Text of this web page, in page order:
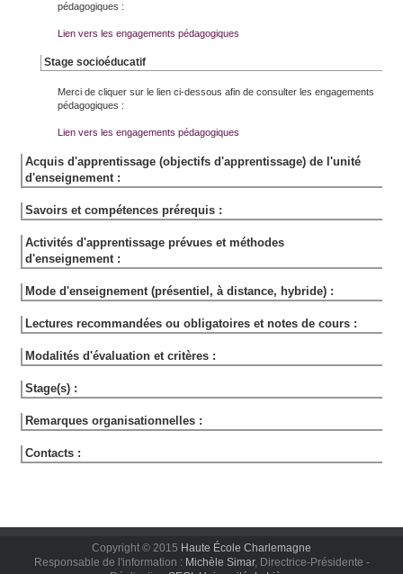
pédagogiques :
Lien vers les engagements pédagogiques
Stage socioéducatif
Merci de cliquer sur le lien ci-dessous afin de consulter les engagements
pédagogiques :
Lien vers les engagements pédagogiques
Acquis d'apprentissage (objectifs d'apprentissage) de l'unité
d'enseignement :
Savoirs et compétences prérequis :
Activités d'apprentissage prévues et méthodes
d'enseignement :
Mode d'enseignement (présentiel, à distance, hybride) :
Lectures recommandées ou obligatoires et notes de cours :
Modalités d'évaluation et critères :
Stage(s) :
Remarques organisationnelles :
Contacts :
Copyright © 2015 Haute École Charlemagne
Responsable de l'information : Michèle Simar, Directrice-Présidente -